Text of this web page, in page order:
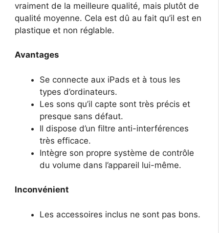
vraiment de la meilleure qualité, mais plutôt de
qualité moyenne. Cela est dû au fait qu’il est en
plastique et non réglable.
Avantages
Se connecte aux iPads et à tous les
types d’ordinateurs.
Les sons qu’il capte sont très précis et
presque sans défaut.
Il dispose d’un filtre anti-interférences
très efficace.
Intègre son propre système de contrôle
du volume dans l’appareil lui-même.
Inconvénient
Les accessoires inclus ne sont pas bons.